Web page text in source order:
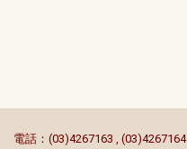
電話：(03)4267163 , (03)4267164